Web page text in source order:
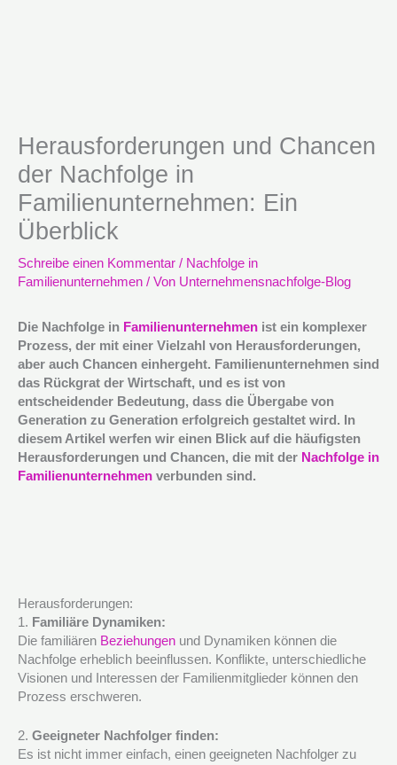
Herausforderungen und Chancen
der Nachfolge in
Familienunternehmen: Ein
Überblick
Schreibe einen Kommentar / Nachfolge in
Familienunternehmen / Von Unternehmensnachfolge-Blog
Die Nachfolge in Familienunternehmen ist ein komplexer
Prozess, der mit einer Vielzahl von Herausforderungen,
aber auch Chancen einhergeht. Familienunternehmen sind
das Rückgrat der Wirtschaft, und es ist von
entscheidender Bedeutung, dass die Übergabe von
Generation zu Generation erfolgreich gestaltet wird. In
diesem Artikel werfen wir einen Blick auf die häufigsten
Herausforderungen und Chancen, die mit der Nachfolge in
Familienunternehmen verbunden sind.
Herausforderungen:
1. Familiäre Dynamiken:
Die familiären Beziehungen und Dynamiken können die
Nachfolge erheblich beeinflussen. Konflikte, unterschiedliche
Visionen und Interessen der Familienmitglieder können den
Prozess erschweren.
2. Geeigneter Nachfolger finden:
Es ist nicht immer einfach, einen geeigneten Nachfolger zu